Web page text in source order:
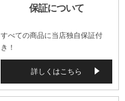
保証について
すべての商品に当店独自保証付
き！
詳しくはこちら